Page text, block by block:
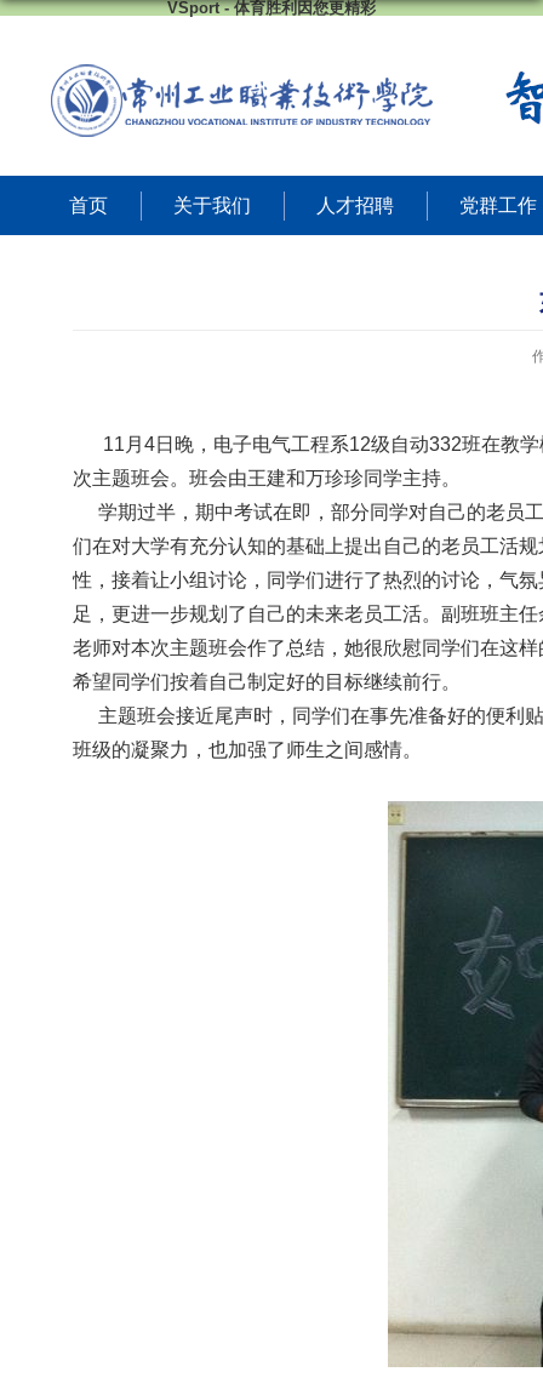
VSport - 体育胜利因您更精彩
首页 关于我们 人才招聘 党群工作
11 月 4日晚，电子电气工程系12级自动332班在教学
次主题班会。班会由王建和万珍珍同学主持。
学期过半，期中考试在即，部分同学对自己的老员
们在对大学有充分认知的基础上提出自己的老员工活
性，接着让小组讨论，同学们进行了热烈的讨论，气
足，更进一步规划了自己的未来老员工活。副班班主
老师对本次主题班会作了总结，她很欣慰同学们在这
希望同学们按着自己制定好的目标继续前行。
主题班会接近尾声时，同学们在事先准备好的便利
班级的凝聚力，也加强了师生之间感情。